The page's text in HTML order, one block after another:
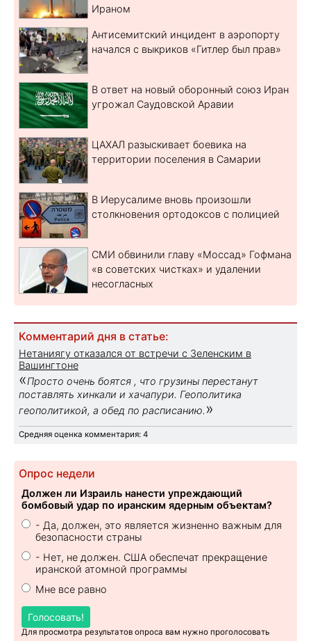
Ираном
Антисемитский инцидент в аэропорту
начался с выкриков «Гитлер был прав»
В ответ на новый оборонный союз Иран
угрожал Саудовской Аравии
ЦАХАЛ разыскивает боевика на
территории поселения в Самарии
В Иерусалиме вновь произошли
столкновения ортодоксов с полицией
СМИ обвинили главу «Моссад» Гофмана
«в советских чистках» и удалении
несогласных
Комментарий дня в статье:
Нетаниягу отказался от встречи с Зеленским в
Вашингтоне
«Просто очень боятся , что грузины перестанут
поставлять хинкали и хачапури. Геополитика
геополитикой, а обед по расписанию. »
Средняя оценка комментария: 4
Опрос недели
Должен ли Израиль нанести упреждающий
бомбовый удар по иранским ядерным объектам?
- Да, должен, это является жизненно важным для
безопасности страны
- Нет, не должен. США обеспечат прекращение
иранской атомной программы
Мне все равно
Голосовать!
Для просмотра результатов опроса вам нужно проголосовать